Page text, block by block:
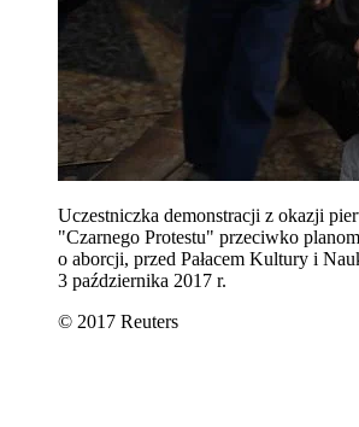
Uczestniczka demonstracji z okazji
"Czarnego Protestu" przeciwko
o aborcji, przed Pałacem Kultury i
3 października 2017 r.
© 2017 Reuters